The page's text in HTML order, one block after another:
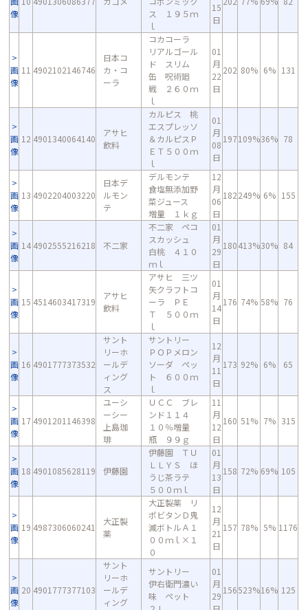
像
ス １９５ｍ
ｌ
15
日
画
像
11 4902102146746
日本コ
カ・コ
ーラ
コカコーラ
リアルゴール
ド スリム
缶 呪術廻
戦 ２６０ｍ
ｌ
01
月
22
日
202 80% 6% 131
画
像
12 4901340064140
アサヒ
飲料
カルピス 桃
エスプレッソ
＆カルピスＰ
ＥＴ５００ｍ
ｌ
01
月
08
日
197109%36% 78
画
像
13 4902204003220
日本デ
ルモン
テ
デルモンテ
食塩無添加野
菜ジュース
増量 １ｋｇ
12
月
06
日
182249% 6% 155
画
像
14 4902555216218 不二家
不二家 ペコ
スカッシュ
白桃 ４１０
ｍｌ
01
月
29
日
180413%30% 84
画
像
15 4514603417319
アサヒ
飲料
アサヒ 三ツ
矢クラフトコ
ーラ ＰＥ
Ｔ ５００ｍ
ｌ
01
月
14
日
176 74% 58% 76
画
像
16 4901777373532
サント
リーホ
ールデ
ィング
ス
サントリー
ＰＯＰメロン
ソーダ ペッ
ト ６００ｍ
ｌ
12
月
11
日
173 92% 6% 65
画
像
17 4901201146398
ユーシ
ーシー
上島珈
琲
ＵＣＣ ブレ
ンド１１４
１０％増量
瓶 ９９ｇ
11
月
12
日
160 51% 7% 315
画
像
18 4901085628119 伊藤園
伊藤園 ＴＵ
ＬＬＹＳ ほ
うじ茶ラテ
５００ｍｌ
01
月
13
日
158 72% 69% 105
画
像
19 4987306060241
大正製
薬
大正製薬 リ
ポビタンＤ鬼
滅ボトルＡ１
００ｍｌ×１
０
12
月
21
日
157 78% 5% 1176
画
像
20 4901777377103
サント
リーホ
ールデ
ィング
サントリー
伊右衛門濃い
味 ペット
01
月
29
156523%16% 125